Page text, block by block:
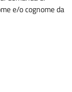
e/o cognome da